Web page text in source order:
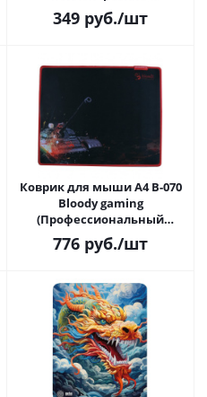
400х450х3мм (ACD-XP18-RRB)
349 руб./шт
Коврик для мыши A4 B-070
Bloody gaming
(Профессиональный
игровой коврик 43 х 35 см.
Матерчатая поверхность,
776 руб./шт